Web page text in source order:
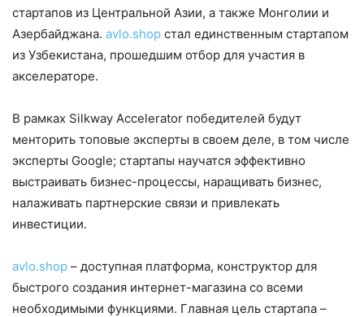
стартапов из Центральной Азии, а также Монголии и
Азербайджана. avlo.shop стал единственным стартапом
из Узбекистана, прошедшим отбор для участия в
акселераторе.
В рамках Silkway Accelerator победителей будут
менторить топовые эксперты в своем деле, в том числе
эксперты Google; стартапы научатся эффективно
выстраивать бизнес-процессы, наращивать бизнес,
налаживать партнерские связи и привлекать
инвестиции.
avlo.shop – доступная платформа, конструктор для
быстрого создания интернет-магазина со всеми
необходимыми функциями. Главная цель стартапа –